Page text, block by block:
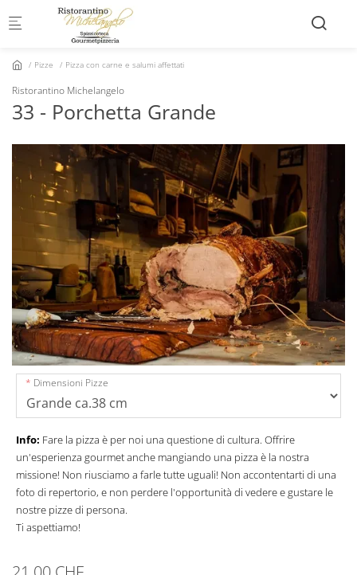
Skip to main content
Pizze Pizza con carne e salumi affettati
Ristorantino Michelangelo
33 - Porchetta Grande
Dimensioni Pizze
Info: Fare la pizza è per noi una questione di cultura. Offrire
un'esperienza gourmet anche mangiando una pizza è la nostra
missione! Non riusciamo a farle tutte uguali! Non accontentarti di una
foto di repertorio, e non perdere l'opportunità di vedere e gustare le
nostre pizze di persona.
Ti aspettiamo!